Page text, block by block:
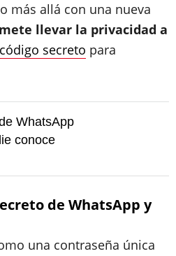
más allá con una nueva
llevar la privacidad a
código secreto para
WhatsApp
conoce
de WhatsApp y
una contraseña única